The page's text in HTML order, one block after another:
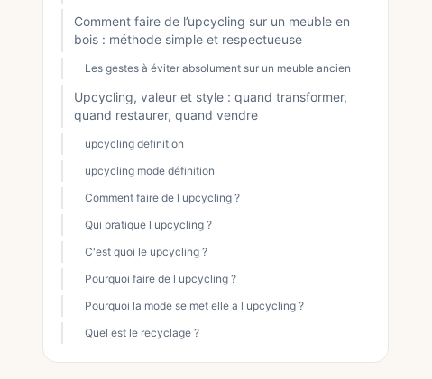
Comment faire de l’upcycling sur un meuble en
bois : méthode simple et respectueuse
Les gestes à éviter absolument sur un meuble ancien
Upcycling, valeur et style : quand transformer,
quand restaurer, quand vendre
upcycling definition
upcycling mode définition
Comment faire de l upcycling ?
Qui pratique l upcycling ?
C'est quoi le upcycling ?
Pourquoi faire de l upcycling ?
Pourquoi la mode se met elle a l upcycling ?
Quel est le recyclage ?